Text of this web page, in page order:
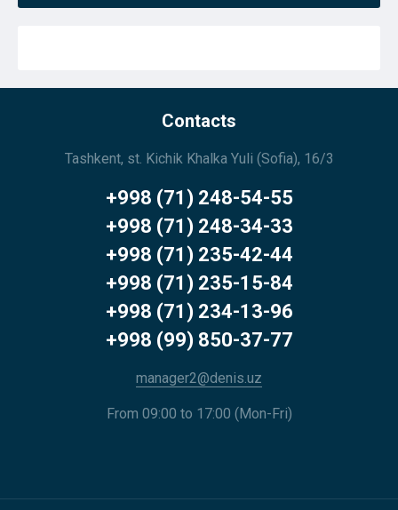
Contacts
Tashkent, st. Kichik Khalka Yuli (Sofia), 16/3
+998 (71) 248-54-55
+998 (71) 248-34-33
+998 (71) 235-42-44
+998 (71) 235-15-84
+998 (71) 234-13-96
+998 (99) 850-37-77
manager2@denis.uz
From 09:00 to 17:00 (Mon-Fri)